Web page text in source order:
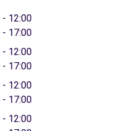
- 12:00
- 17:00
- 12:00
- 17:00
- 12:00
- 17:00
- 12:00